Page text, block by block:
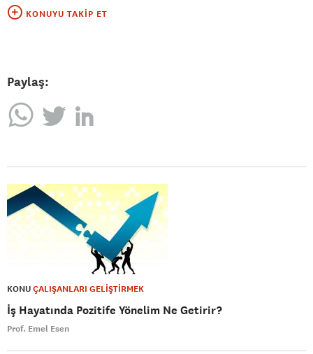
KONUYU TAKIP ET
Paylaş:
KONUÇALIŞANLARI GELİŞTİRMEK
İş Hayatında Pozitife Yönelim Ne Getirir?
Prof. Emel Esen